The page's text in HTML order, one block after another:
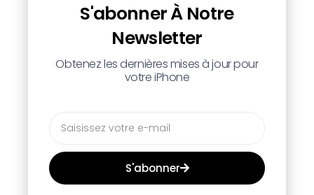
S'abonner À Notre
Newsletter
Obtenez les dernières mises à jour pour
votre iPhone
S'abonner